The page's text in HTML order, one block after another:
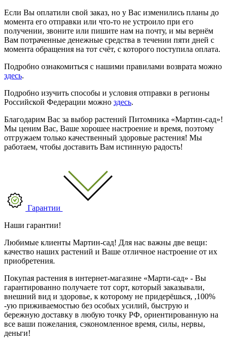
Если Вы оплатили свой заказ, но у Вас изменились планы до
момента его отправки или что-то не устроило при его
получении, звоните или пишите нам на почту, и мы вернём
Вам потраченные денежные средства в течении пяти дней с
момента обращения на тот счёт, с которого поступила оплата.
Подробно ознакомиться с нашими правилами возврата можно
здесь.
Подробно изучить способы и условия отправки в регионы
Российской Федерации можно здесь.
Благодарим Вас за выбор растений Питомника «Мартин-сад»!
Мы ценим Вас, Ваше хорошее настроение и время, поэтому
отгружаем только качественный здоровые растения! Мы
работаем, чтобы доставить Вам истинную радость!
Гарантии
Наши гарантии!
Любимые клиенты Мартин-сад! Для нас важны две вещи:
качество наших растений и Ваше отличное настроение от их
приобретения.
Покупая растения в интернет-магазине «Марти-сад» - Вы
гарантированно получаете тот сорт, который заказывали,
внешний вид и здоровье, к которому не придерёшься, ,100%
-ую приживаемостью без особых усилий, быструю и
бережную доставку в любую точку РФ, ориентированную на
все ваши пожелания, сэкономленное время, силы, нервы,
деньги!